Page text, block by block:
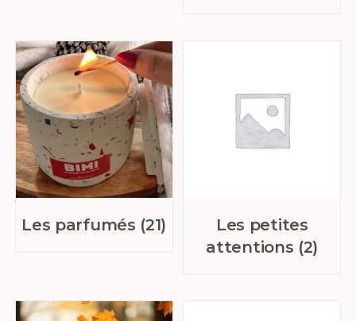
Les parfumés (21)
Les petites
attentions (2)